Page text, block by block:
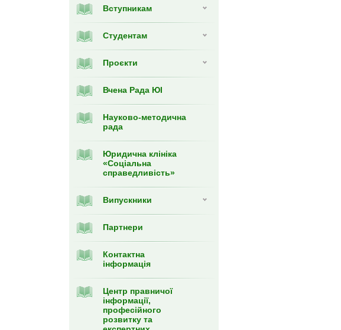
Вступникам
Студентам
Проєкти
Вчена Рада ЮІ
Науково-методична
рада
Юридична клініка
«Соціальна
справедливість»
Випускники
Партнери
Контактна
інформація
Центр правничої
інформації,
професійного
розвитку та